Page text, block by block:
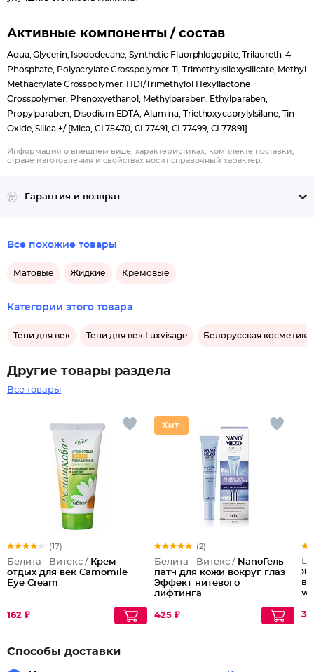
Активные компоненты / состав
Aqua, Glycerin, Isododecane, Synthetic Fluorphlogopite, Trilaureth-4
Phosphate, Polyacrylate Crosspolymer-11, Trimethylsiloxysilicate, Methyl
Methacrylate Crosspolymer, HDI/Trimethylol Hexyllactone
Crosspolymer, Phenoxyethanol, Methylparaben, Ethylparaben,
Propylparaben, Disodium EDTA, Alumina, Triethoxycaprylylsilane, Tin
Oxide, Silica +/-[Mica, CI 75470, CI 77491, CI 77499, CI 77891].
Информация о внешнем виде, характеристиках, комплекте поставки,
стране изготовления и свойствах носит справочный характер.
Гарантия и возврат
Все похожие товары
Матовые Жидкие Кремовые
Категории этого товара
Тени для век Тени для век Luxvisage Белорусская косметика
Другие товары раздела
Все товары
(17)
Белита - Витекс / Крем-
отдых для век Camomile
Eye Cream
162 ₽
(2)
Белита - Витекс / NanoГель-
патч для кожи вокруг глаз
Эффект нитевого
лифтинга
425 ₽
Способы доставки